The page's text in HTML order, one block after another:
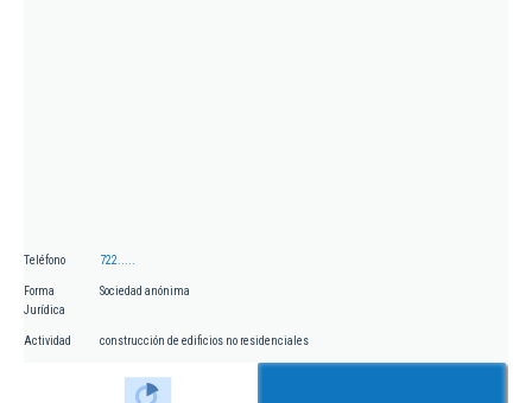
Teléfono 722.....
Forma
Jurídica
Sociedad anónima
Actividad construcción de edificios no residenciales